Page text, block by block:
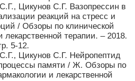
Цикунов С.Г. Вазопрессин в
реакций на стресс и
/ Обзоры по клинической
лекарственной терапии. – 2018.
5-12.
Цикунов С.Г. Нейропептид
памяти / Ж. Обзоры по
и лекарственной